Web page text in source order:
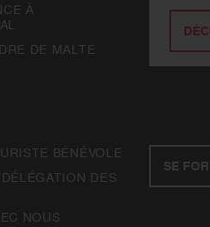
À
DE MALTE
BÉNÉVOLE
DES
NOUS
SE